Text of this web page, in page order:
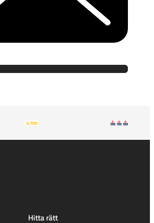
Hitta rätt